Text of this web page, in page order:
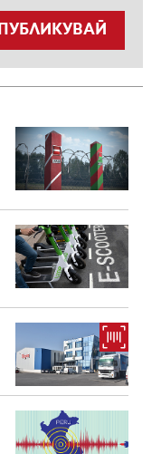
ПУБЛИКУВАЙ